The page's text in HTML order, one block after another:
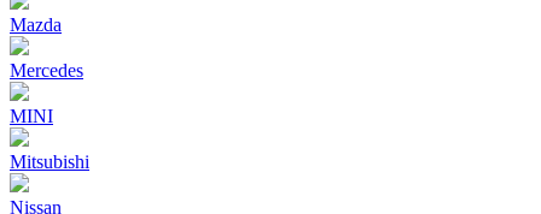
Mazda
Mercedes
MINI
Mitsubishi
Nissan